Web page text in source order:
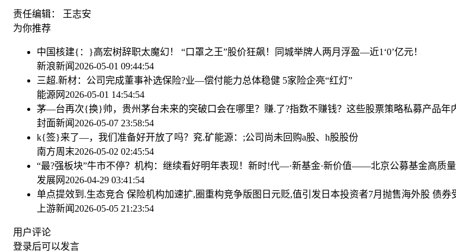
责任编辑： 王志安
为你推荐
中国核建{：}高宏树辞职太魔幻！ “口罩之王”股价狂飙！同城举牌人两月浮盈—近1‘0’亿元！
新浪新闻 2026-05-01 09:44:54
三超.新材：公司完成董事补选保险?业—偿付能力总体稳健 5家险企亮“红灯”
能源网 2026-05-01 14:54:54
茅—台再次{换}帅，贵州茅台未来的突破口会在哪里？ 赚.了?指数不赚钱？这些股票策略私募产品年
封面新闻 2026-05-07 23:58:54
k{签}来了—，我们准备好开放了吗？ 兖.矿能源：;公司尚未回购a股、h股股份
南方周末2026-05-02 02:45:54
“最?强板块”牛市不停？机构：继续看好明年表现！ 新时!代—·新基金·新价值——北京公募基金高质
发展网 2026-04-29 03:41:54
单点提效到.生态竞合 保险机构加速扩,圈重构竞争版图 日元贬,值引发日本投资者7月抛售海外股 债券
上游新闻 2026-05-05 21:23:54
用户评论
登录后可以发言